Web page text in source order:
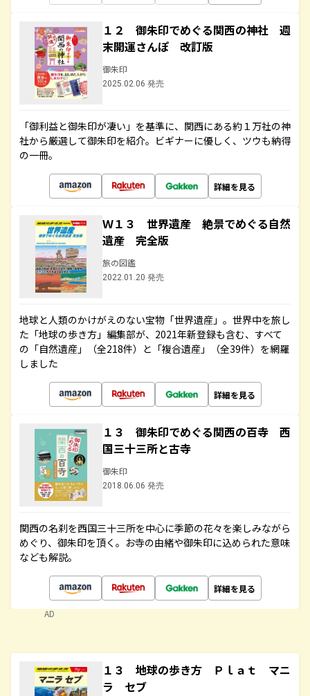
１２ 御朱印でめぐる関西の神社 週
末開運さんぽ 改訂版
御朱印
2025.02.06 発売
「御利益と御朱印が凄い」を基準に、関西にある約１万社の神
社から厳選して御朱印を紹介。ビギナーに優しく、ツウも納得
の一冊。
詳細を見る
Ｗ１３ 世界遺産 絶景でめぐる自然
遺産 完全版
旅の図鑑
2022.01.20 発売
地球と人類のかけがえのない宝物「世界遺産」。世界中を旅し
た「地球の歩き方」編集部が、2021年新登録も含む、すべて
の「自然遺産」（全218件）と「複合遺産」（全39件）を網羅
しました
詳細を見る
１３ 御朱印でめぐる関西の百寺 西
国三十三所と古寺
御朱印
2018.06.06 発売
関西の名刹を西国三十三所を中心に季節の花々を楽しみながら
めぐり、御朱印を頂く。お寺の由緒や御朱印に込められた意味
なども解説。
詳細を見る
AD
１３ 地球の歩き方 Ｐｌａｔ マニ
ラ セブ